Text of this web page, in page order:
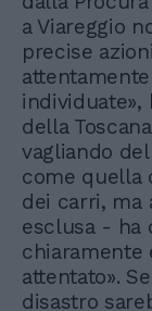
a Viareggio
precise
della
vagliando
come quella
dei carri, ma
esclusa - ha
chiaramente
attentato».
disastro